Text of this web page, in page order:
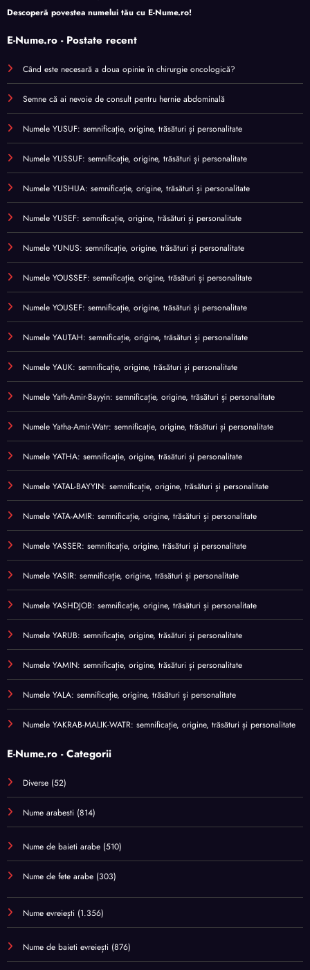
Descoperă povestea numelui tău cu E-Nume.ro!
E-Nume.ro - Postate recent
Când este necesară a doua opinie în chirurgie oncologică?
Semne că ai nevoie de consult pentru hernie abdominală
Numele YUSUF: semnificație, origine, trăsături și personalitate
Numele YUSSUF: semnificație, origine, trăsături și personalitate
Numele YUSHUA: semnificație, origine, trăsături și personalitate
Numele YUSEF: semnificație, origine, trăsături și personalitate
Numele YUNUS: semnificație, origine, trăsături și personalitate
Numele YOUSSEF: semnificație, origine, trăsături și personalitate
Numele YOUSEF: semnificație, origine, trăsături și personalitate
Numele YAUTAH: semnificație, origine, trăsături și personalitate
Numele YAUK: semnificație, origine, trăsături și personalitate
Numele Yath-Amir-Bayyin: semnificație, origine, trăsături și personalitate
Numele Yatha-Amir-Watr: semnificație, origine, trăsături și personalitate
Numele YATHA: semnificație, origine, trăsături și personalitate
Numele YATAL-BAYYIN: semnificație, origine, trăsături și personalitate
Numele YATA-AMIR: semnificație, origine, trăsături și personalitate
Numele YASSER: semnificație, origine, trăsături și personalitate
Numele YASIR: semnificație, origine, trăsături și personalitate
Numele YASHDJOB: semnificație, origine, trăsături și personalitate
Numele YARUB: semnificație, origine, trăsături și personalitate
Numele YAMIN: semnificație, origine, trăsături și personalitate
Numele YALA: semnificație, origine, trăsături și personalitate
Numele YAKRAB-MALIK-WATR: semnificație, origine, trăsături și personalitate
E-Nume.ro - Categorii
Diverse (52)
Nume arabesti (814)
Nume de baieti arabe (510)
Nume de fete arabe (303)
Nume evreiești (1.356)
Nume de baieti evreiești (876)